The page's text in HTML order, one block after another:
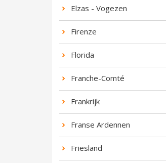
Elzas - Vogezen
Firenze
Florida
Franche-Comté
Frankrijk
Franse Ardennen
Friesland